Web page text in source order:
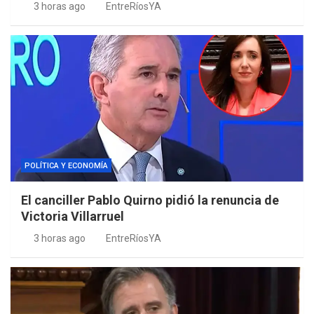
3 horas ago EntreRíosYA
POLÍTICA Y ECONOMÍA
El canciller Pablo Quirno pidió la renuncia de
Victoria Villarruel
3 horas ago EntreRíosYA